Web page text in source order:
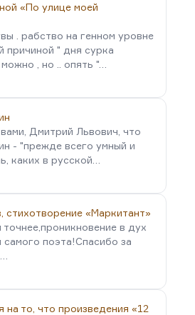
«По улице моей
. рабство на генном уровне
причиной " дня сурка
, но .. опять "…
Дмитрий Львович, что
- "прежде всего умный и
каких в русской…
стихотворение «Маркитант»
точнее,проникновение в дух
самого поэта!Спасибо за
на то, что произведения «12